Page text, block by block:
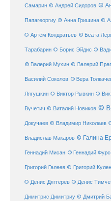
Самарин © Андрей Сидоров ©
Папагеоргиу © Анна Гришина ©
© Артём Кондратьев © Беата
Тарабарин © Борис Эйдис ©
© Валерий Мухин © Валерий
Василий Соколов © Вера
Лягушкин © Виктор Рывкин ©
Вучетич © Виталий Новиков ©
Докучаев © Владимир Николаев
Владислав Макаров © Галина
Геннадий Мисан © Геннадий
Григорий Галеев © Григорий
© Денис Дягтерев © Денис
Димитрис Димитриу © Дмитрий